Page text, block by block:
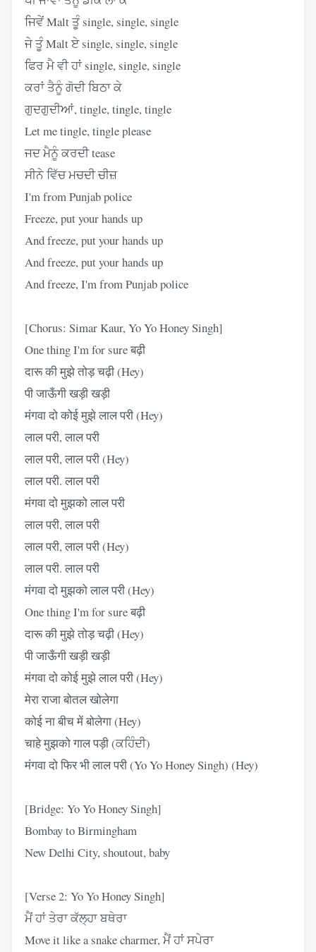
ਜਿਵੇਂ Malt ਤੂੰ single, single, single
ਜੇ ਤੂੰ Malt ਏ single, single, single
ਫਿਰ ਮੈ ਵੀ ਹਾਂ single, single, single
ਕਰਾਂ ਤੈਨੂੰ ਗੋਦੀ ਬਿਠਾ ਕੇ
ਗੁਦਗੁਦੀਆਂ, tingle, tingle, tingle
Let me tingle, tingle please
ਜਦ ਮੈਨੂੰ ਕਰਦੀ tease
ਸੀਨੇ ਵਿੱਚ ਮਚਦੀ ਚੀਜ਼
I'm from Punjab police
Freeze, put your hands up
And freeze, put your hands up
And freeze, put your hands up
And freeze, I'm from Punjab police
[Chorus: Simar Kaur, Yo Yo Honey Singh]
One thing I'm for sure बढ़ी
दारू की मुझे तोड़ चढ़ी (Hey)
पी जाऊँगी खड़ी खड़ी
मंगवा दो कोई मुझे लाल परी (Hey)
लाल परी, लाल परी
लाल परी, लाल परी (Hey)
लाल परी. लाल परी
मंगवा दो मुझको लाल परी
लाल परी, लाल परी
लाल परी, लाल परी (Hey)
लाल परी. लाल परी
मंगवा दो मुझको लाल परी (Hey)
One thing I'm for sure बढ़ी
दारू की मुझे तोड़ चढ़ी (Hey)
पी जाऊँगी खड़ी खड़ी
मंगवा दो कोई मुझे लाल परी (Hey)
मेरा राजा बोतल खोलेगा
कोई ना बीच में बोलेगा (Hey)
चाहे मुझको गाल पड़ी (ਕਹਿੰਦੀ)
मंगवा दो फिर भी लाल परी (Yo Yo Honey Singh) (Hey)
[Bridge: Yo Yo Honey Singh]
Bombay to Birmingham
New Delhi City, shoutout, baby
[Verse 2: Yo Yo Honey Singh]
ਮੈਂ ਹਾਂ ਤੇਰਾ ਕੱਲ੍ਹਾ ਬਥੇਰਾ
Move it like a snake charmer, ਮੈਂ ਹਾਂ ਸਪੇਰਾ